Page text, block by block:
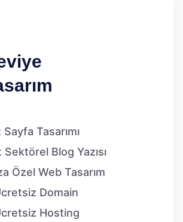
Tasarımı
Blog Yazısı
Özel Web Tasarım
Domain
Hosting